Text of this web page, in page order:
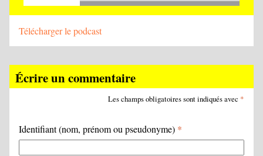
Télécharger le podcast
Écrire un commentaire
Les champs obligatoires sont indiqués avec *
Identifiant (nom, prénom ou pseudonyme) *